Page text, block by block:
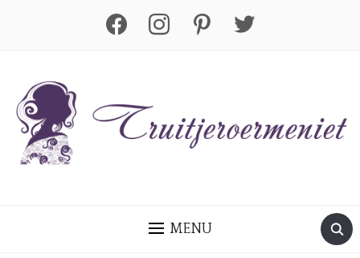
facebook instagram pinterest twitter
MENU